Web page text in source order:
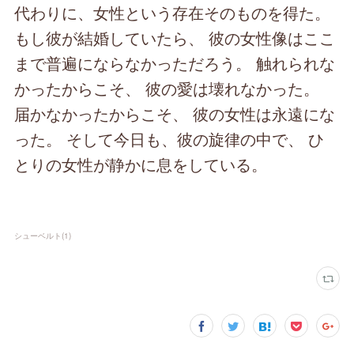
代わりに、女性という存在そのものを得た。
もし彼が結婚していたら、 彼の女性像はここ
まで普遍にならなかっただろう。 触れられな
かったからこそ、 彼の愛は壊れなかった。
届かなかったからこそ、 彼の女性は永遠にな
った。 そして今日も、彼の旋律の中で、 ひ
とりの女性が静かに息をしている。
シューベルト (1)